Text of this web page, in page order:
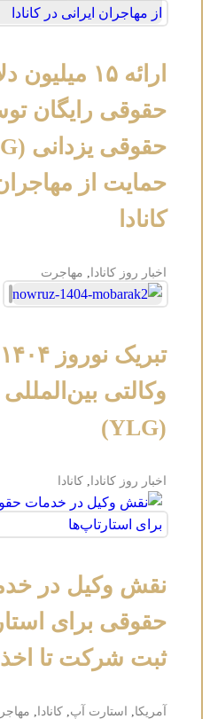
ارائه ۱۵
حقوقی رایگان
حمایت از
کانادا
اخبار روز کانادا مهاجرت
وکالتی
(YLG)
اخبار روز کانادا ,کانادا
نقش وکیل در
حقوقی برای
ثبت شرکت تا اخذ
آمریکا استارت آپ ,کانادا